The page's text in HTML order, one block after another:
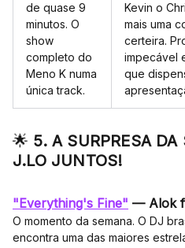
de quase 9
minutos. O
show
completo do
Meno K numa
única track.
Kevin o
mais uma
certeira.
impecável
que
🌟 5. A SURPRESA
J.LO JUNTOS!
"Everything's Fine" — Alok
O momento da semana. O DJ
encontra uma das maiores